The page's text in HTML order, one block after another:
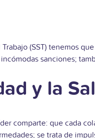
(SST) tenemos
sanciones;
y la
comparte: que cada
se trata de